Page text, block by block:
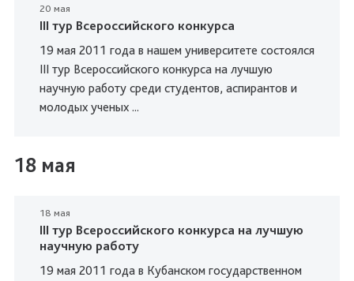
20 мая
III тур Всероссийского конкурса
19 мая 2011 года в нашем университете состоялся
III тур Всероссийского конкурса на лучшую
научную работу среди студентов, аспирантов и
молодых ученых ...
18 мая
18 мая
III тур Всероссийского конкурса на лучшую
научную работу
19 мая 2011 года в Кубанском государственном